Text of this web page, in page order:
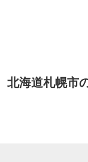
北海道札幌市